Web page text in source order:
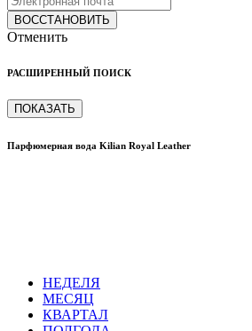
ВОССТАНОВИТЬ
Отменить
РАСШИРЕННЫЙ ПОИСК
ПОКАЗАТЬ
Парфюмерная вода Kilian Royal Leather
НЕДЕЛЯ
МЕСЯЦ
КВАРТАЛ